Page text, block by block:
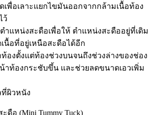
เพื่อเลาะแยกไขมันออกจากกล้ามเนื้อท้อง
ว้
ำแหน่งสะดือเพื่อให้ ตำแหน่งสะดืออยู่ที่เดิ
นื้อที่อยู่เหนือสะดือได้อีก
ท้องตั้งแต่ท้องช่วงบนจนถึงช่วงล่างของช่อง
าท้องกระชับขึ้น และช่วยลดขนาดเอวเพิ่ม
ที่ผิวหนัง
ดือ (Mini Tummy Tuck)